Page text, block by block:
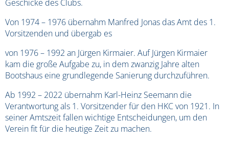
Geschicke des Clubs.
Von 1974 – 1976 übernahm Manfred Jonas das Amt des 1.
Vorsitzenden und übergab es
von 1976 – 1992 an Jürgen Kirmaier. Auf Jürgen Kirmaier
kam die große Aufgabe zu, in dem zwanzig Jahre alten
Bootshaus eine grundlegende Sanierung durchzuführen.
Ab 1992 – 2022 übernahm Karl-Heinz Seemann die
Verantwortung als 1. Vorsitzender für den HKC von 1921. In
seiner Amtszeit fallen wichtige Entscheidungen, um den
Verein fit für die heutige Zeit zu machen.